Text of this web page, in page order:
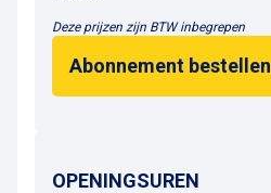
Deze prijzen zijn BTW inbegrepen
Abonnement bestellen
OPENINGSUREN